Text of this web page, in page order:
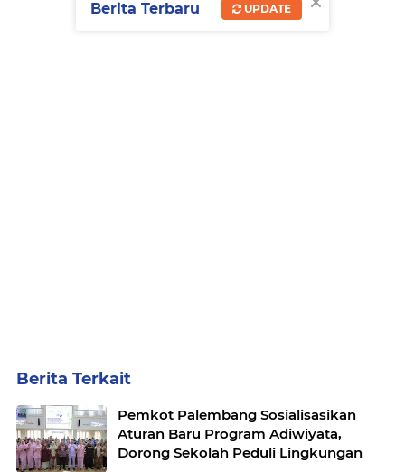
Berita Terkait
Pemkot Palembang Sosialisasikan
Aturan Baru Program Adiwiyata,
Dorong Sekolah Peduli Lingkungan
Berita Terbaru UPDATE